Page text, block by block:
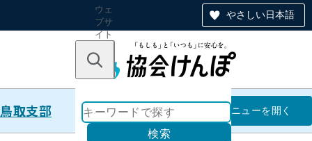
やさしい日本語
ウェ
ブサ
イト
のナ
ン
キーワードで探す
検索
鳥取支部 鳥取支部
メニューを開く